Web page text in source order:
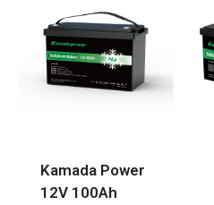
Kamada Power
12V 100Ah